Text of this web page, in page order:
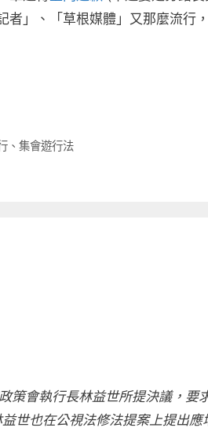
」、「草根媒體」又那麼流行
、 集會遊行法
策會執行長林益世所提決議，要
世也在公視法修法提案上提出